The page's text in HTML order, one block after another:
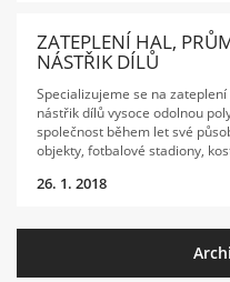
ZATEPLENÍ HAL,
NÁSTŘIK DÍLŮ
Specializujeme se na
nástřik dílů vysoce odolnou
společnost během let své
objekty, fotbalové stadiony,
26. 1. 2018